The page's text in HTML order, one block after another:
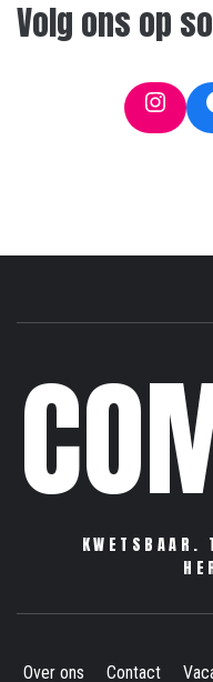
Volg ons op
KWETSBAAR.
Over ons Contact